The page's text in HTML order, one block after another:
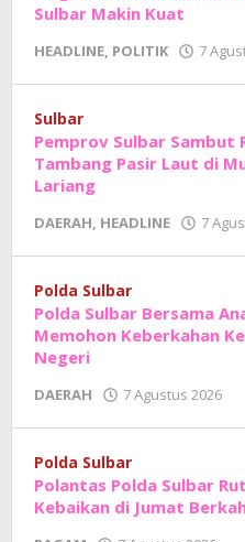
Sulbar Makin Kuat
HEADLINE, POLITIK 7
Sulbar
Pemprov Sulbar Sambut
Tambang Pasir Laut di
Lariang
DAERAH, HEADLINE 7
Polda Sulbar
Polda Sulbar Bersama
Memohon Keberkahan
Negeri
DAERAH 7 Agustus 2026
Polda Sulbar
Polantas Polda Sulbar
Kebaikan di Jumat